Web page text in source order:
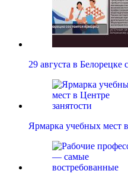
29 августа в Белорецке
Ярмарка учебных мест